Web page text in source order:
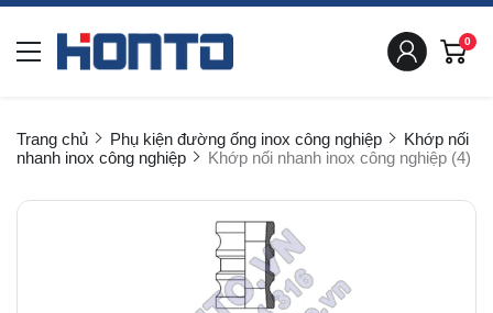
0
Trang chủ Phụ kiện đường ống inox công nghiệp
Khớp nối
nhanh inox công nghiệp
Khớp nối nhanh inox công nghiệp (4)